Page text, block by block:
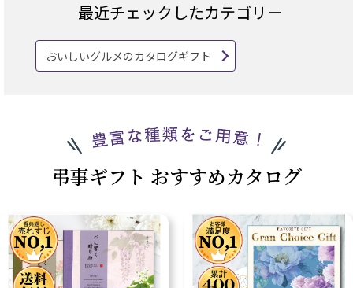
最近チェックしたカテゴリー
おいしいグルメのカタログギフト
弔事ギフト おすすめカタログ